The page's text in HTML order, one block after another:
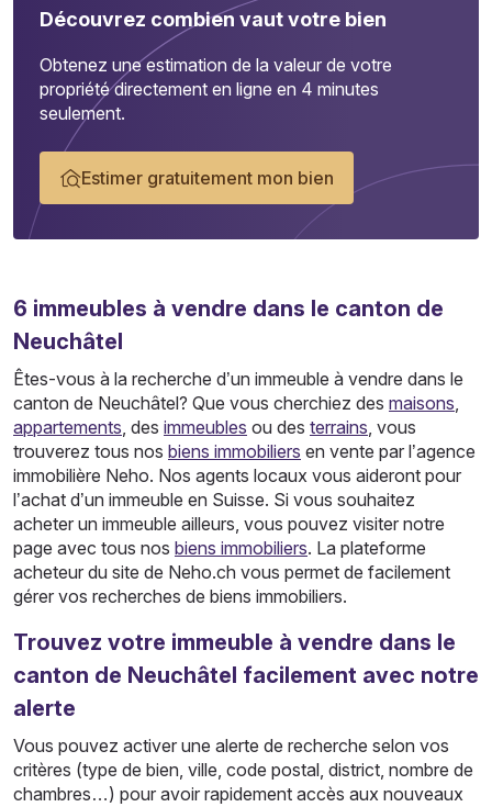
Découvrez combien vaut votre bien
Obtenez une estimation de la valeur de votre
propriété directement en ligne en 4 minutes
seulement.
Estimer gratuitement mon bien
6 immeubles à vendre dans le canton de
Neuchâtel
Êtes-vous à la recherche d’un immeuble à vendre dans le
canton de Neuchâtel? Que vous cherchiez des maisons,
appartements, des immeubles ou des terrains, vous
trouverez tous nos biens immobiliers en vente par l’agence
immobilière Neho. Nos agents locaux vous aideront pour
l’achat d’un immeuble en Suisse. Si vous souhaitez
acheter un immeuble ailleurs, vous pouvez visiter notre
page avec tous nos biens immobiliers. La plateforme
acheteur du site de Neho.ch vous permet de facilement
gérer vos recherches de biens immobiliers.
Trouvez votre immeuble à vendre dans le
canton de Neuchâtel facilement avec notre
alerte
Vous pouvez activer une alerte de recherche selon vos
critères (type de bien, ville, code postal, district, nombre de
chambres…) pour avoir rapidement accès aux nouveaux